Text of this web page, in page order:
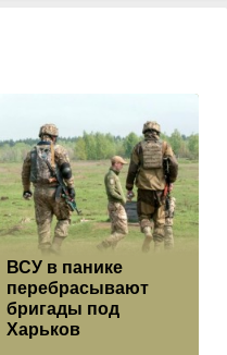
ВСУ в панике
перебрасывают
бригады под
Харьков